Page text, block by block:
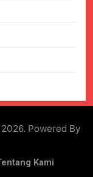
Powered By
Kami